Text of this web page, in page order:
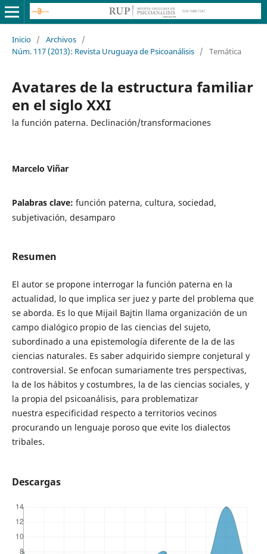
Inicio / Archivos /
Núm. 117 (2013): Revista Uruguaya de Psicoanálisis / Temática
Avatares de la estructura familiar
en el siglo XXI
la función paterna. Declinación/transformaciones
Marcelo Viñar
Palabras clave: función paterna, cultura, sociedad,
subjetivación, desamparo
Resumen
El autor se propone interrogar la función paterna en la
actualidad, lo que implica ser juez y parte del problema que
se aborda. Es lo que Mijail Bajtin llama organización de un
campo dialógico propio de las ciencias del sujeto,
subordinado a una epistemología diferente de la de las
ciencias naturales. Es saber adquirido siempre conjetural y
controversial. Se enfocan sumariamente tres perspectivas,
la de los hábitos y costumbres, la de las ciencias sociales, y
la propia del psicoanálisis, para problematizar
nuestra especificidad respecto a territorios vecinos
procurando un lenguaje poroso que evite los dialectos
tribales.
Descargas